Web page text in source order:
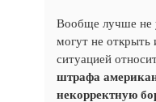
Вообще лучше не
могут не открыть
ситуацией
штрафа
некорректную